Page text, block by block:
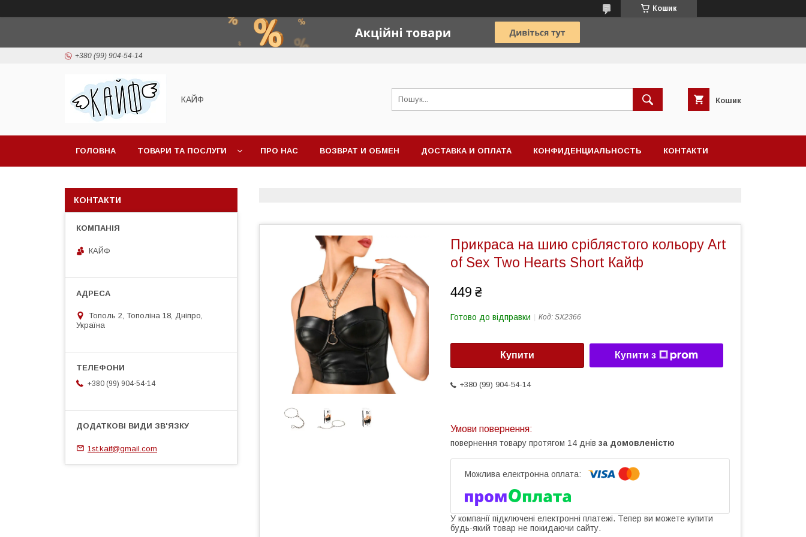
Кошик
+380 (99) 904-54-14
КАЙФ Кошик
ГОЛОВНА ТОВАРИ ТА ПОСЛУГИ ПРО НАС ВОЗВРАТ И ОБМЕН ДОСТАВКА И ОПЛАТА КОНФИДЕНЦИАЛЬНОСТЬ КОНТАКТИ
Прикраса на шию сріблястого кольору Art
of Sex Two Hearts Short Кайф
449 ₴
Готово до відправки Код: SX2366
Купити Купити з
+380 (99) 904-54-14
повернення товару протягом 14 днів за домовленістю
У компанії підключені електронні платежі. Тепер ви можете купити
будь-який товар не покидаючи сайту.
КОНТАКТИ
КАЙФ
Тополь 2, Тополіна 18, Дніпро,
Україна
+380 (99) 904-54-14
1st.kaif@gmail.com